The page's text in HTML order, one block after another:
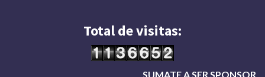
Total de visitas:
SUMATE A SER SPONSOR